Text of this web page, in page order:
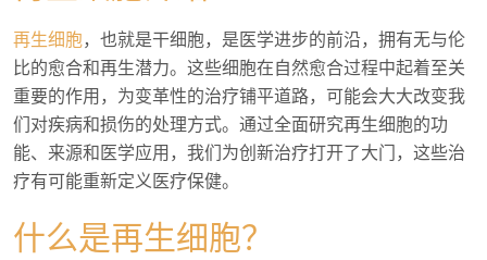
再生细胞，也就是干细胞，是医学进步的前沿，拥有无与伦
比的愈合和再生潜力。这些细胞在自然愈合过程中起着至关
重要的作用，为变革性的治疗铺平道路，可能会大大改变我
们对疾病和损伤的处理方式。通过全面研究再生细胞的功
能、来源和医学应用，我们为创新治疗打开了大门，这些治
疗有可能重新定义医疗保健。
什么是再生细胞？